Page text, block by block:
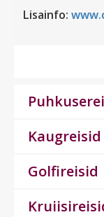
Lisainfo:
Kaugreisid
Golfireisid